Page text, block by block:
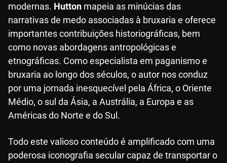
modernas. Hutton mapeia as minúcias das
narrativas de medo associadas à bruxaria e oferece
importantes contribuições historiográficas, bem
como novas abordagens antropológicas e
etnográficas. Como especialista em paganismo e
bruxaria ao longo dos séculos, o autor nos conduz
por uma jornada inesquecível pela África, o Oriente
Médio, o sul da Ásia, a Austrália, a Europa e as
Américas do Norte e do Sul.
Todo este valioso conteúdo é amplificado com uma
poderosa iconografia secular capaz de transportar o